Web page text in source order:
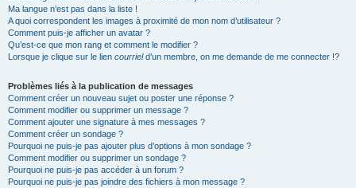
Ma langue n’est pas dans la liste !
A quoi correspondent les images à proximité de mon nom d’utilisateur ?
Comment puis-je afficher un avatar ?
Qu’est-ce que mon rang et comment le modifier ?
Lorsque je clique sur le lien courrield’un membre, on me demande de me connecter !?
Problèmes liés à la publication de messages
Comment créer un nouveau sujet ou poster une réponse ?
Comment modifier ou supprimer un message ?
Comment ajouter une signature à mes messages ?
Comment créer un sondage ?
Pourquoi ne puis-je pas ajouter plus d’options à mon sondage ?
Comment modifier ou supprimer un sondage ?
Pourquoi ne puis-je pas accéder à un forum ?
Pourquoi ne puis-je pas joindre des fichiers à mon message ?